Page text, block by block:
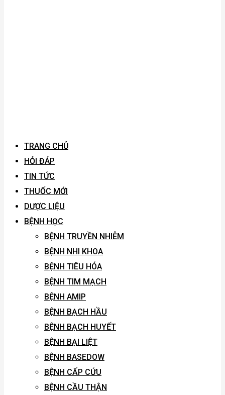
TRANG CHỦ
HỎI ĐÁP
TIN TỨC
THUỐC MỚI
DƯỢC LIỆU
BỆNH HỌC
BỆNH TRUYỀN NHIỄM
BỆNH NHI KHOA
BỆNH TIÊU HÓA
BỆNH TIM MẠCH
BỆNH AMIP
BỆNH BẠCH HẦU
BỆNH BẠCH HUYẾT
BỆNH BẠI LIỆT
BỆNH BASEDOW
BỆNH CẤP CỨU
BỆNH CẦU THẬN